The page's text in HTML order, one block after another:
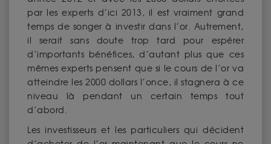
par les experts d’ici 2013, il est vraiment grand
temps de songer à investir dans l’or. Autrement,
il serait sans doute trop tard pour espérer
d’importants bénéfices, d’autant plus que ces
mêmes experts pensent que si le cours de l’or va
atteindre les 2000 dollars l’once, il stagnera à ce
niveau là pendant un certain temps tout
d’abord.
Les investisseurs et les particuliers qui décident